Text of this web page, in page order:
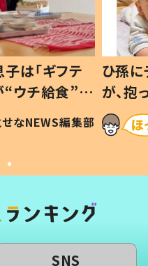
は「ギフテ
“ウチ給食”を
は #令和の親
せなNEWS編集部
ひ孫
が、
「涙が
い」
SNS